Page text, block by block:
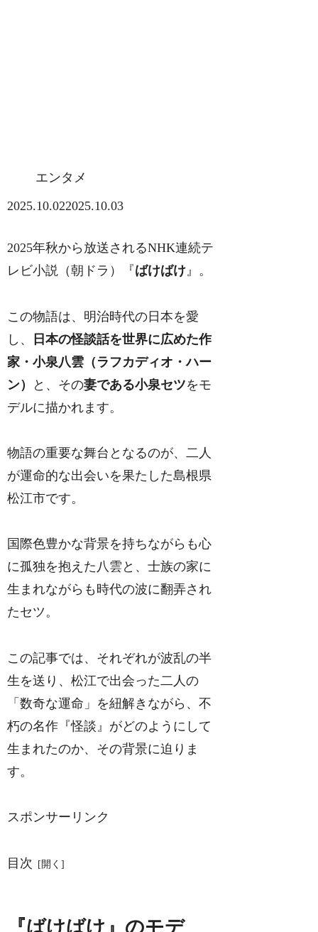
エンタメ
2025.10.022025.10.03
2025年秋から放送されるNHK連続テ
レビ小説（朝ドラ）『ばけばけ』。
この物語は、明治時代の日本を愛
し、
日本の怪談話を世界に広めた作
家・小泉八雲（ラフカディオ・ハー
ン）
と、その妻である小泉セツをモ
デルに描かれます。
物語の重要な舞台となるのが、二人
が運命的な出会いを果たした島根県
松江市です。
国際色豊かな背景を持ちながらも心
に孤独を抱えた八雲と、士族の家に
生まれながらも時代の波に翻弄され
たセツ。
この記事では、それぞれが波乱の半
生を送り、松江で出会った二人の
「数奇な運命」を紐解きながら、不
朽の名作『怪談』がどのようにして
生まれたのか、その背景に迫りま
す。
スポンサーリンク
目次
『ばけばけ』のモデ